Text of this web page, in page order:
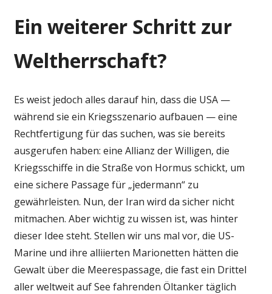
Ein weiterer Schritt zur
Weltherrschaft?
Es weist jedoch alles darauf hin, dass die USA —
während sie ein Kriegsszenario aufbauen — eine
Rechtfertigung für das suchen, was sie bereits
ausgerufen haben: eine Allianz der Willigen, die
Kriegsschiffe in die Straße von Hormus schickt, um
eine sichere Passage für „jedermann“ zu
gewährleisten. Nun, der Iran wird da sicher nicht
mitmachen. Aber wichtig zu wissen ist, was hinter
dieser Idee steht. Stellen wir uns mal vor, die US-
Marine und ihre alliierten Marionetten hätten die
Gewalt über die Meerespassage, die fast ein Drittel
aller weltweit auf See fahrenden Öltanker täglich